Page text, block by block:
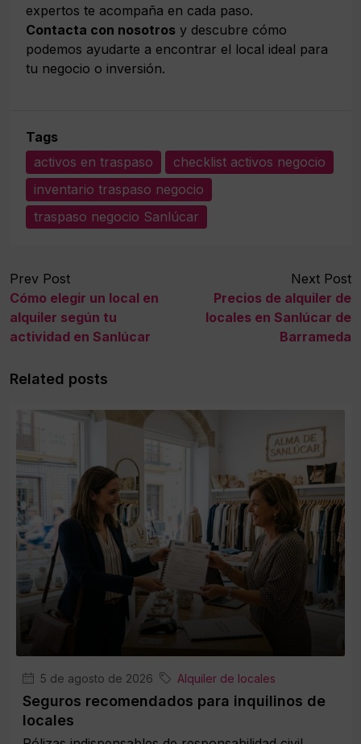
expertos te acompaña en cada paso.
Contacta con nosotros y descubre cómo
podemos ayudarte a encontrar el local ideal para
tu negocio o inversión.
Tags
activos en traspaso
checklist activos negocio
inventario traspaso negocio
traspaso negocio Sanlúcar
Prev Post
Cómo elegir un local en
alquiler según tu
actividad en Sanlúcar
Next Post
Precios de alquiler de
locales en Sanlúcar de
Barrameda
Related posts
5 de agosto de 2026 Alquiler de locales
Seguros recomendados para inquilinos de
locales